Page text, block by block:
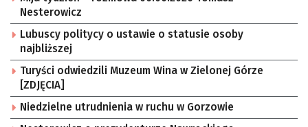
Nesterowicz
Lubuscy politycy o ustawie o statusie osoby
najbliższej
Turyści odwiedzili Muzeum Wina w Zielonej Górze
[ZDJĘCIA]
Niedzielne utrudnienia w ruchu w Gorzowie